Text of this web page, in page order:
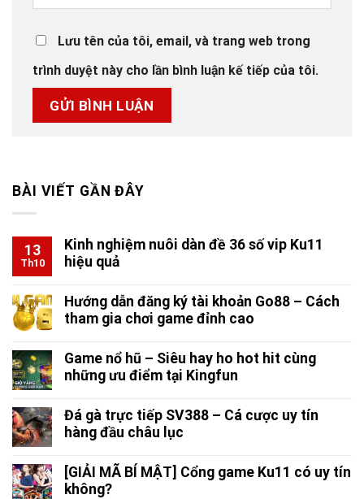
Lưu tên của tôi, email, và trang web trong
trình duyệt này cho lần bình luận kế tiếp của tôi.
BÀI VIẾT GẦN ĐÂY
13
Th10
Kinh nghiệm nuôi dàn đề 36 số vip Ku11
hiệu quả
Hướng dẫn đăng ký tài khoản Go88 – Cách
tham gia chơi game đỉnh cao
Game nổ hũ – Siêu hay ho hot hit cùng
những ưu điểm tại Kingfun
Đá gà trực tiếp SV388 – Cá cược uy tín
hàng đầu châu lục
[GIẢI MÃ BÍ MẬT] Cổng game Ku11 có uy tín
không?